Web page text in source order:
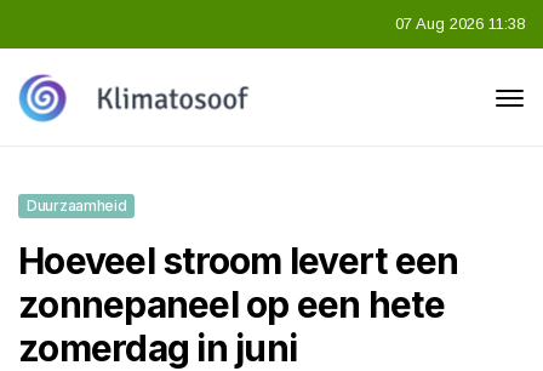
07 Aug 2026 11:38
Duurzaamheid
Hoeveel stroom levert een
zonnepaneel op een hete
zomerdag in juni